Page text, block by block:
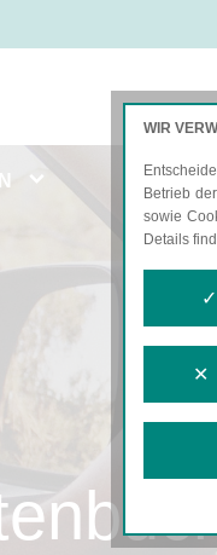
WIR
Betrieb
sowie
Details
✕